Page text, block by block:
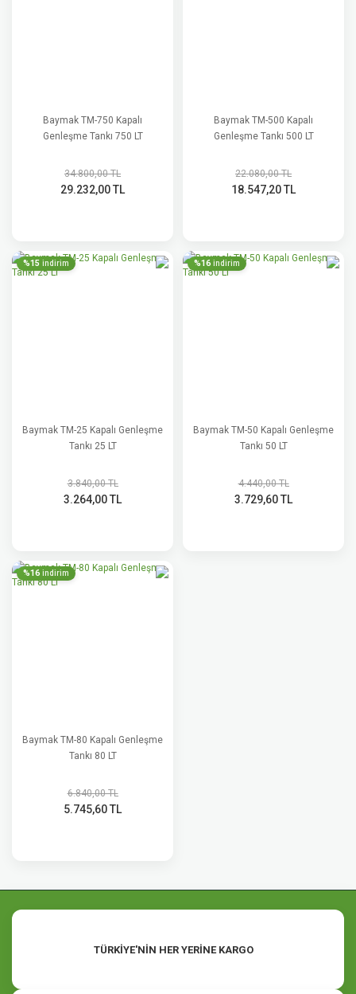
Baymak TM-750 Kapalı
Genleşme Tankı 750 LT
34.800,00 TL
29.232,00 TL
Baymak TM-500 Kapalı
Genleşme Tankı 500 LT
22.080,00 TL
18.547,20 TL
%15 indirim
Baymak TM-25 Kapalı Genleşme
Tankı 25 LT
3.840,00 TL
3.264,00 TL
%16 indirim
Baymak TM-50 Kapalı Genleşme
Tankı 50 LT
4.440,00 TL
3.729,60 TL
%16 indirim
Baymak TM-80 Kapalı Genleşme
Tankı 80 LT
6.840,00 TL
5.745,60 TL
TÜRKİYE'NİN HER YERİNE KARGO